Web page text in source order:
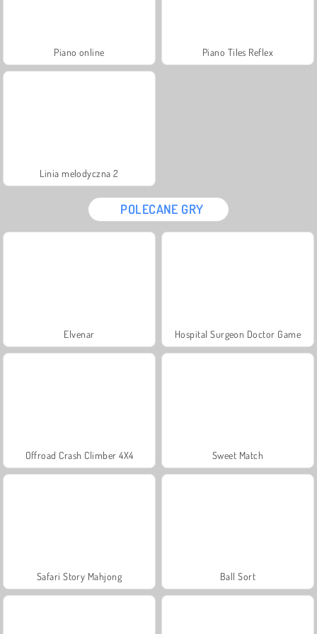
Piano online Piano Tiles Reflex
Linia melodyczna 2
POLECANE GRY
Elvenar Hospital Surgeon Doctor Game
Offroad Crash Climber 4X4 Sweet Match
Safari Story Mahjong Ball Sort